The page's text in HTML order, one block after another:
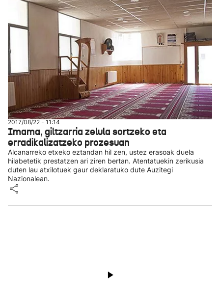
2017/08/22 - 11:14
Imama, giltzarria zelula sortzeko eta
erradikalizatzeko prozesuan
Alcanarreko etxeko eztandan hil zen, ustez erasoak duela
hilabetetik prestatzen ari ziren bertan. Atentatuekin zerikusia
duten lau atxilotuek gaur deklaratuko dute Auzitegi
Nazionalean.